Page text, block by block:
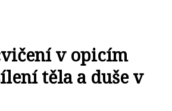
v opicím
těla a duše v